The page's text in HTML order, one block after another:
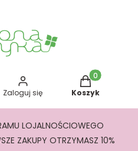
Zaloguj się
Produkty w
Koszyk
LOJALNOŚCIOWEGO
ZAKUPY OTRZYMASZ 10%